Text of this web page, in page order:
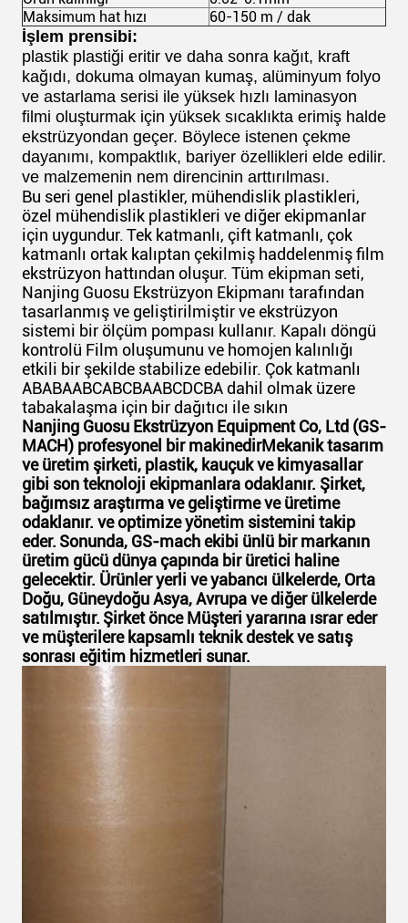
Maksimum hat hızı
60-150 m / dak
İşlem prensibi:
plastik plastiği eritir ve daha sonra kağıt, kraft
kağıdı, dokuma olmayan kumaş, alüminyum folyo
ve astarlama serisi ile yüksek hızlı laminasyon
filmi oluşturmak için yüksek sıcaklıkta erimiş halde
ekstrüzyondan geçer. Böylece istenen çekme
dayanımı, kompaktlık, bariyer özellikleri elde edilir.
ve malzemenin nem direncinin arttırılması.
Bu seri genel plastikler, mühendislik plastikleri,
özel mühendislik plastikleri ve diğer ekipmanlar
için uygundur. Tek katmanlı, çift katmanlı, çok
katmanlı ortak kalıptan çekilmiş haddelenmiş film
ekstrüzyon hattından oluşur. Tüm ekipman seti,
Nanjing Guosu Ekstrüzyon Ekipmanı tarafından
tasarlanmış ve geliştirilmiştir ve ekstrüzyon
sistemi bir ölçüm pompası kullanır. Kapalı döngü
kontrolü Film oluşumunu ve homojen kalınlığı
etkili bir şekilde stabilize edebilir. Çok katmanlı
ABABAABCABCBAABCDCBA dahil olmak üzere
tabakalaşma için bir dağıtıcı ile sıkın
Nanjing Guosu Ekstrüzyon Equipment Co, Ltd (GS-
MACH) profesyonel bir makinedirMekanik tasarım
ve üretim şirketi, plastik, kauçuk ve kimyasallar
gibi son teknoloji ekipmanlara odaklanır. Şirket,
bağımsız araştırma ve geliştirme ve üretime
odaklanır. ve optimize yönetim sistemini takip
eder. Sonunda, GS-mach ekibi ünlü bir markanın
üretim gücü dünya çapında bir üretici haline
gelecektir. Ürünler yerli ve yabancı ülkelerde, Orta
Doğu, Güneydoğu Asya, Avrupa ve diğer ülkelerde
satılmıştır. Şirket önce Müşteri yararına ısrar eder
ve müşterilere kapsamlı teknik destek ve satış
sonrası eğitim hizmetleri sunar.